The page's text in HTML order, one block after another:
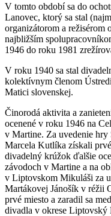
V tomto období sa do
Lanovec, ktorý sa stal
organizátorom a
najbližším
1946 do roku 1981
V roku 1940 sa stal
kolektívnym členom
Matici slovenskej.
Činorodá aktivita a
ocenené v roku 1946 na
v Martine. Za uvedenie
Marcela Kutlíka získali
divadelný krúžok ďalšie
závodoch v Martine a na
v Liptovskom Mikuláši za
Martákovej Jánošík v réžii
prvé miesto a zaradil sa
divadla v okrese Liptovský